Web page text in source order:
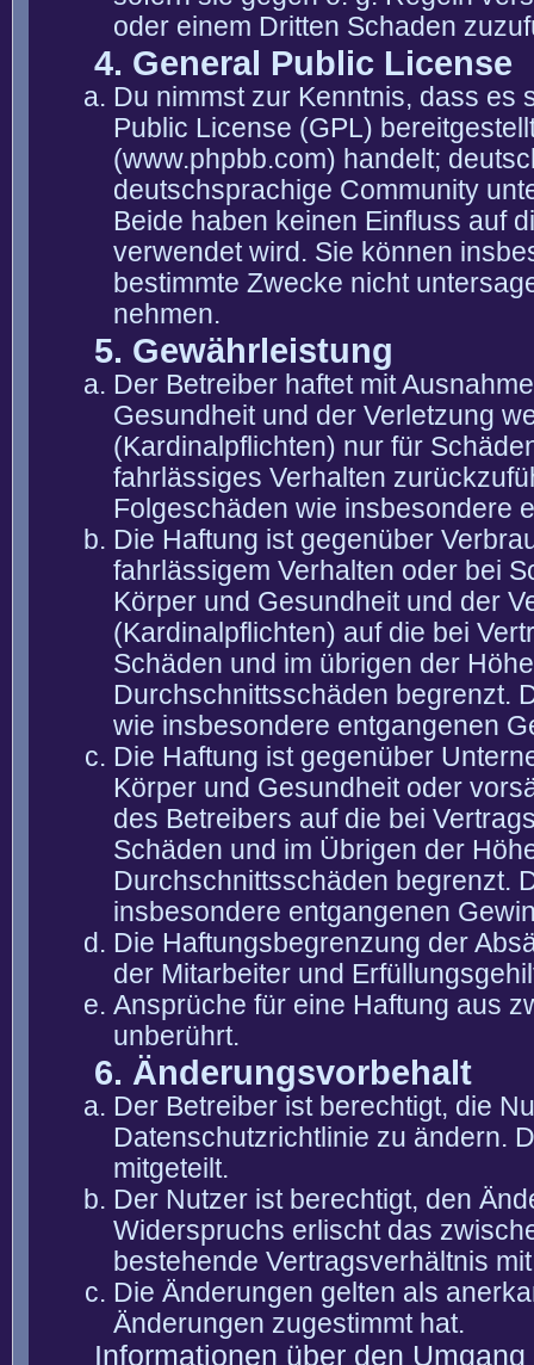
oder einem Dritten Schaden
4. General Public License
Du nimmst zur Kenntnis, dass es
Public License (GPL)
(www.phpbb.com) handelt;
deutschsprachige Community
Beide haben keinen Einfluss auf
verwendet wird. Sie können
bestimmte Zwecke nicht
nehmen.
5. Gewährleistung
Der Betreiber haftet mit
Gesundheit und der Verletzung
(Kardinalpflichten) nur für
fahrlässiges Verhalten
Folgeschäden wie insbesondere
Die Haftung ist gegenüber
fahrlässigem Verhalten oder bei
Körper und Gesundheit und der
(Kardinalpflichten) auf die bei
Schäden und im übrigen der
Durchschnittsschäden begrenzt.
wie insbesondere entgangenen
Die Haftung ist gegenüber
Körper und Gesundheit oder
des Betreibers auf die bei
Schäden und im Übrigen der
Durchschnittsschäden begrenzt.
insbesondere entgangenen
Die Haftungsbegrenzung der
der Mitarbeiter und
Ansprüche für eine Haftung aus
unberührt.
6. Änderungsvorbehalt
Der Betreiber ist berechtigt, die
Datenschutzrichtlinie zu ändern.
mitgeteilt.
Der Nutzer ist berechtigt, den
Widerspruchs erlischt das
bestehende Vertragsverhältnis
Die Änderungen gelten als
Änderungen zugestimmt hat.
Informationen über den